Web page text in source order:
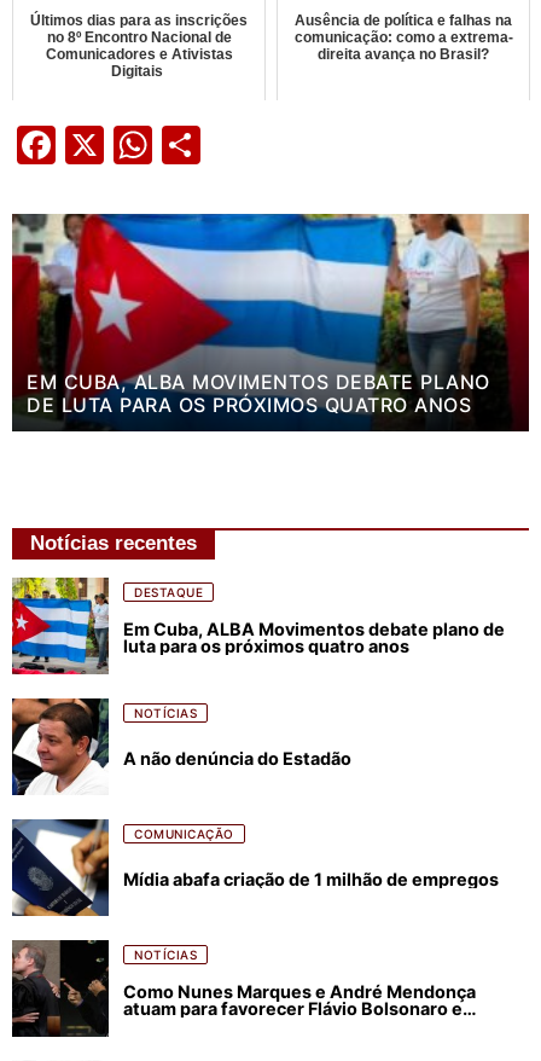
Últimos dias para as inscrições
no 8º Encontro Nacional de
Comunicadores e Ativistas
Digitais
Ausência de política e falhas na
comunicação: como a extrema-
direita avança no Brasil?
Facebook
X WhatsApp
EM CUBA, ALBA MOVIMENTOS DEBATE PLANO
DE LUTA PARA OS PRÓXIMOS QUATRO ANOS
Notícias recentes
DESTAQUE
Em Cuba, ALBA Movimentos debate plano de
luta para os próximos quatro anos
NOTÍCIAS
A não denúncia do Estadão
COMUNICAÇÃO
Mídia abafa criação de 1 milhão de empregos
NOTÍCIAS
Como Nunes Marques e André Mendonça
atuam para favorecer Flávio Bolsonaro e